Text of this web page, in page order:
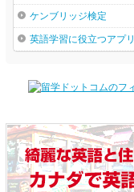
ケンブリッジ検定
英語学習に役立つアプリ